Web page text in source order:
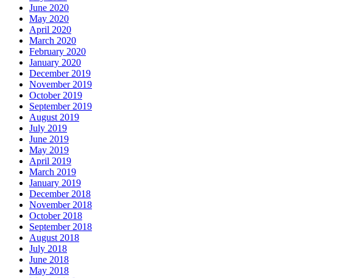
June 2020
May 2020
April 2020
March 2020
February 2020
January 2020
December 2019
November 2019
October 2019
September 2019
August 2019
July 2019
June 2019
May 2019
April 2019
March 2019
January 2019
December 2018
November 2018
October 2018
September 2018
August 2018
July 2018
June 2018
May 2018